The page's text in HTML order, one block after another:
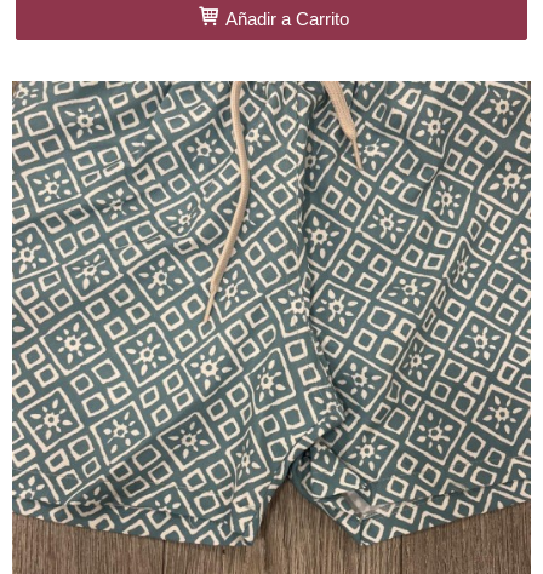
Añadir a Carrito